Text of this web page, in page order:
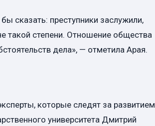
сказать: преступники заслужили,
такой степени. Отношение общества
дела», — отметила Арая.
которые следят за развитием
университета Дмитрий